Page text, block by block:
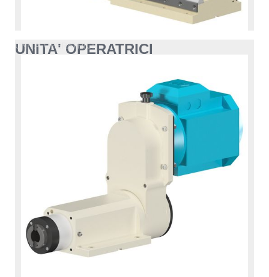
UNITA' OPERATRICI
UNITA' OPERATRICI